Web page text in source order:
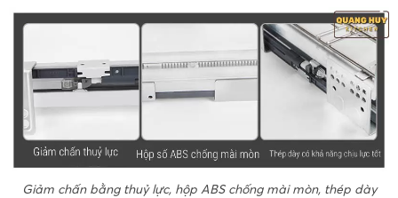
Giảm chấn bằng thuỷ lực, hộp ABS chống mài mòn, thép dày